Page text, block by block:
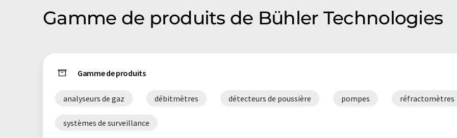
Gamme de produits de Bühler Technologies
Gamme de produits
analyseurs de gaz débitmètres détecteurs de poussière pompes réfractomètres
systèmes de surveillance